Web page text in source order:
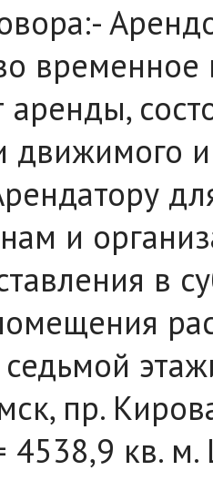
временное
аренды,
и
в
пр.
кв. м.